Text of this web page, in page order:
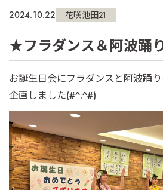
2024.10.22 花咲池田21
★フラダンス＆阿波踊
お誕生日会にフラダンスと阿波踊
企画しました(#^.^#)